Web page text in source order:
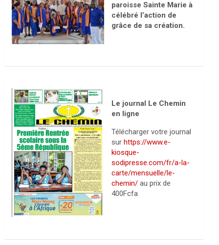
paroisse Sainte Marie à
célébré l’action de
grâce de sa création.
Le journal Le Chemin
en ligne
Télécharger votre journal
sur https://www.e-
kiosque-
sodipresse.com/fr/a-la-
carte/mensuelle/le-
chemin/au prix de
400Fcfa